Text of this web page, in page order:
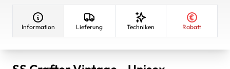
Information Lieferung Techniken Rabatt